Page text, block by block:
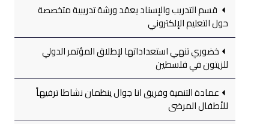
قسم التدريب والإسناد يعقد ورشة تدريبية متخصصة
حول التعليم الإلكتروني
خضوري تنهي استعداداتها لإطلاق المؤتمر الدولي
للزيتون في فلسطين
عمادة التنمية وفريق انا جوال ينظمان نشاطا ترفيهاً
للأطفال المرضى